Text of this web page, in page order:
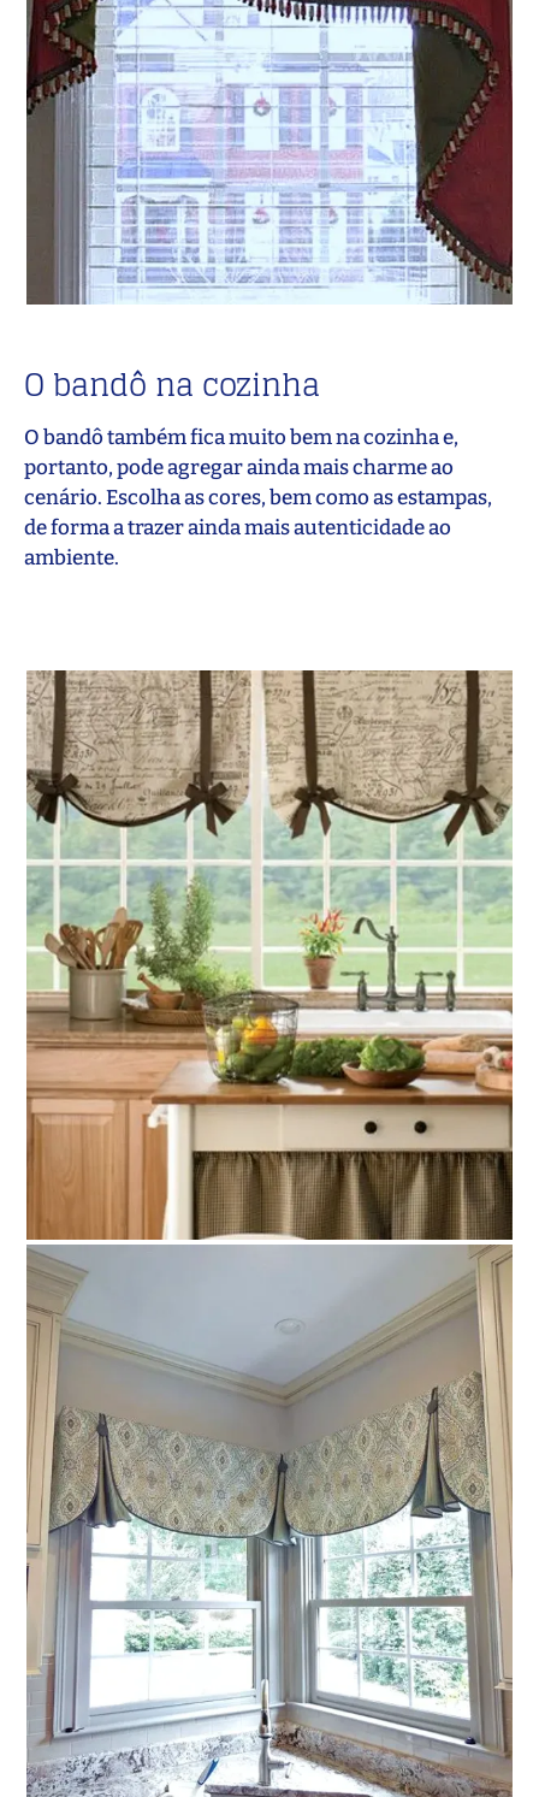
O bandô na cozinha
O bandô também fica muito bem na cozinha e,
portanto, pode agregar ainda mais charme ao
cenário. Escolha as cores, bem como as estampas,
de forma a trazer ainda mais autenticidade ao
ambiente.